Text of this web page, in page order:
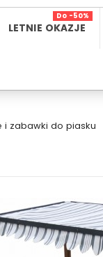
LETNIE OKAZJE
Do -50%
i zabawki do piasku